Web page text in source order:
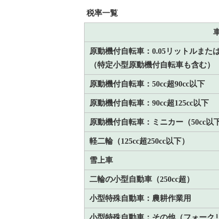
税率一覧
原動機付自転車：0.05リットルまた
（特定小型原動機付自転車も含む）
原動機付自転車：50cc超90cc以下
原動機付自転車：90cc超125cc以下
原動機付自転車：ミニカー（50cc以
軽二輪（125cc超250cc以下）
雪上車
二輪の小型自動車（250cc超）
小型特殊自動車：農耕作業用
小型特殊自動車：その他（フォーク